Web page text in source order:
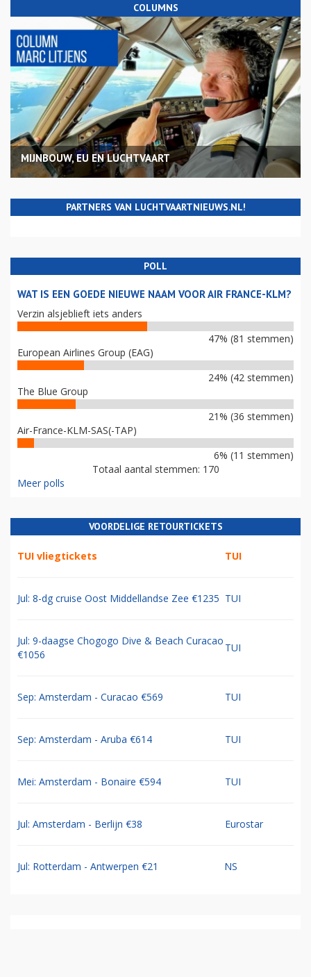
COLUMNS
MIJNBOUW, EU EN LUCHTVAART
PARTNERS VAN LUCHTVAARTNIEUWS.NL!
POLL
WAT IS EEN GOEDE NIEUWE NAAM VOOR AIR FRANCE-KLM?
Verzin alsjeblieft iets anders
47% (81 stemmen)
European Airlines Group (EAG)
24% (42 stemmen)
The Blue Group
21% (36 stemmen)
Air-France-KLM-SAS(-TAP)
6% (11 stemmen)
Totaal aantal stemmen: 170
Meer polls
VOORDELIGE RETOURTICKETS
TUI vliegtickets TUI
Jul: 8-dg cruise Oost Middellandse Zee €1235 TUI
Jul: 9-daagse Chogogo Dive & Beach Curacao
€1056
TUI
Sep: Amsterdam - Curacao €569 TUI
Sep: Amsterdam - Aruba €614 TUI
Mei: Amsterdam - Bonaire €594 TUI
Jul: Amsterdam - Berlijn €38 Eurostar
Jul: Rotterdam - Antwerpen €21 NS